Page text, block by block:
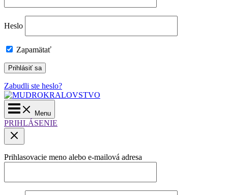
Heslo
Zapamätať
Zabudli ste heslo?
Main
Menu
Menu
PRIHLÁSENIE
Prihlasovacie meno alebo e-mailová adresa